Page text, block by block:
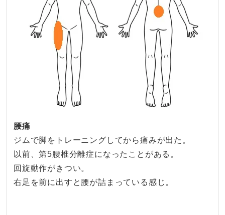
腰痛
ジムで脚をトレーニングしてから痛みが出た。
以前、第5腰椎分離症になったことがある。
回旋動作がきつい。
右足を前に出すと腰が詰まっている感じ。